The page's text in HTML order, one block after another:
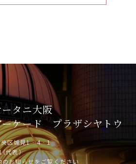
タニ大阪
ーケード プラザシヤトウ
区城見1‐4‐1
（代表）
お知らせをご覧ください